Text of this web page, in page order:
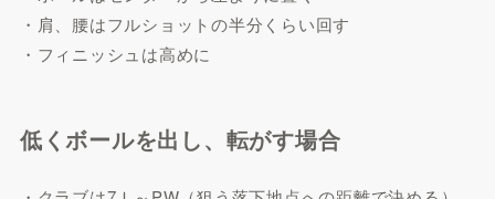
・肩、腰はフルショットの半分くらい回す
・フィニッシュは高めに
低くボールを出し、転がす場合